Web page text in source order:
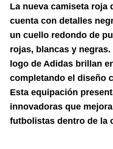
La nueva camiseta roja
cuenta con detalles
un cuello redondo de
rojas, blancas y
logo de Adidas brillan
completando el diseño
Esta equipación
innovadoras que
futbolistas dentro de la